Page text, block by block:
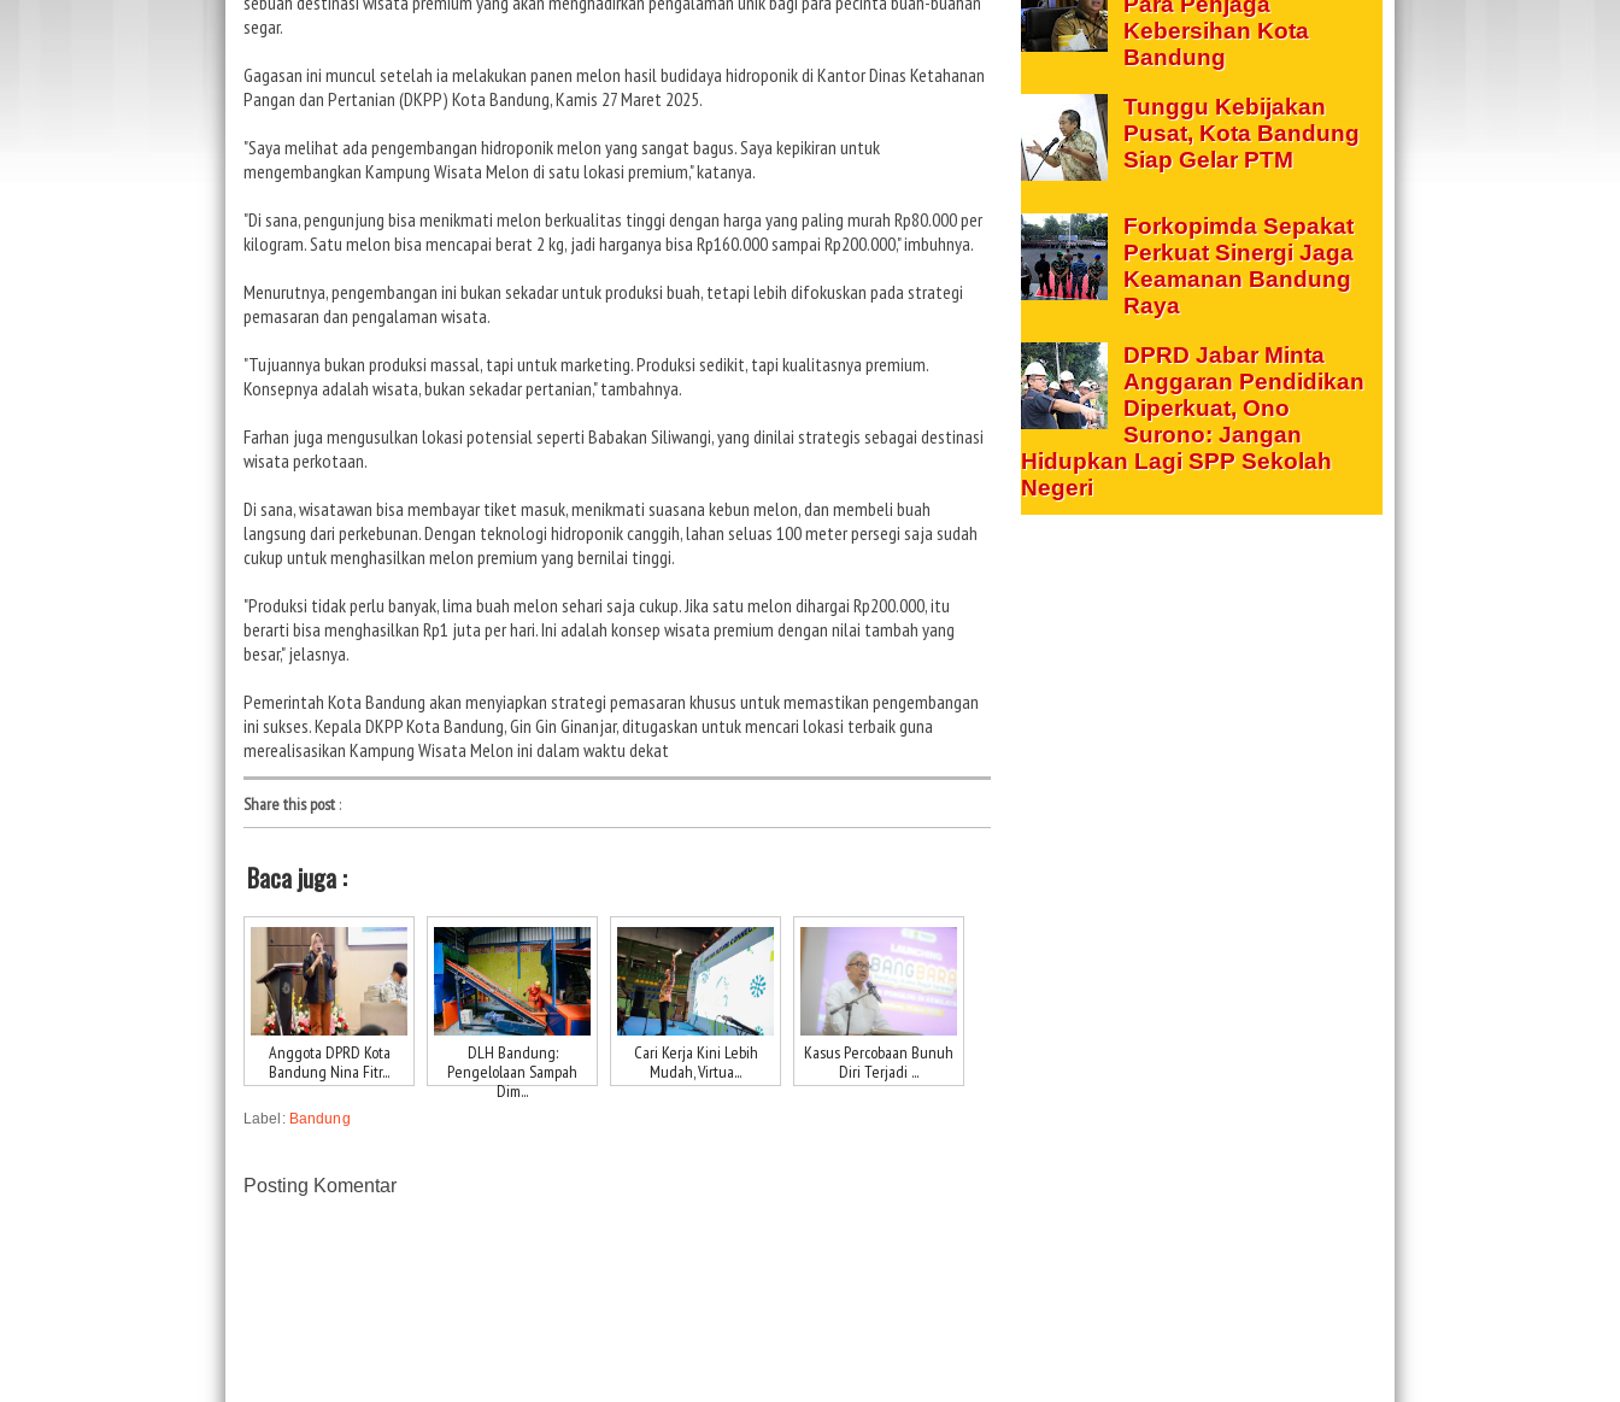
segar.
Gagasan ini muncul setelah ia melakukan panen melon hasil budidaya hidroponik di Kantor Dinas Ketahanan
Pangan dan Pertanian (DKPP) Kota Bandung, Kamis 27 Maret 2025.
"Saya melihat ada pengembangan hidroponik melon yang sangat bagus. Saya kepikiran untuk
mengembangkan Kampung Wisata Melon di satu lokasi premium," katanya.
"Di sana, pengunjung bisa menikmati melon berkualitas tinggi dengan harga yang paling murah Rp80.000 per
kilogram. Satu melon bisa mencapai berat 2 kg, jadi harganya bisa Rp160.000 sampai Rp200.000," imbuhnya.
Menurutnya, pengembangan ini bukan sekadar untuk produksi buah, tetapi lebih difokuskan pada strategi
pemasaran dan pengalaman wisata.
"Tujuannya bukan produksi massal, tapi untuk marketing. Produksi sedikit, tapi kualitasnya premium.
Konsepnya adalah wisata, bukan sekadar pertanian," tambahnya.
Farhan juga mengusulkan lokasi potensial seperti Babakan Siliwangi, yang dinilai strategis sebagai destinasi
wisata perkotaan.
Di sana, wisatawan bisa membayar tiket masuk, menikmati suasana kebun melon, dan membeli buah
langsung dari perkebunan. Dengan teknologi hidroponik canggih, lahan seluas 100 meter persegi saja sudah
cukup untuk menghasilkan melon premium yang bernilai tinggi.
"Produksi tidak perlu banyak, lima buah melon sehari saja cukup. Jika satu melon dihargai Rp200.000, itu
berarti bisa menghasilkan Rp1 juta per hari. Ini adalah konsep wisata premium dengan nilai tambah yang
besar," jelasnya.
Pemerintah Kota Bandung akan menyiapkan strategi pemasaran khusus untuk memastikan pengembangan
ini sukses. Kepala DKPP Kota Bandung, Gin Gin Ginanjar, ditugaskan untuk mencari lokasi terbaik guna
merealisasikan Kampung Wisata Melon ini dalam waktu dekat
Share this post:
Baca juga :
Anggota DPRD Kota
Bandung Nina Fitr...
DLH Bandung:
Pengelolaan Sampah
Dim...
Cari Kerja Kini Lebih
Mudah, Virtua...
Kasus Percobaan Bunuh
Diri Terjadi ...
Label: Bandung
Posting Komentar
Kebersihan Kota
Bandung
Tunggu Kebijakan
Pusat, Kota Bandung
Siap Gelar PTM
Forkopimda Sepakat
Perkuat Sinergi Jaga
Keamanan Bandung
Raya
DPRD Jabar Minta
Anggaran Pendidikan
Diperkuat, Ono
Surono: Jangan
Hidupkan Lagi SPP Sekolah
Negeri